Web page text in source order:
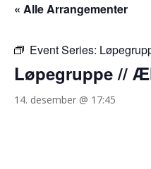
« Alle Arrangementer
Event Series:
Løpegruppe //
14. desember @ 17:45